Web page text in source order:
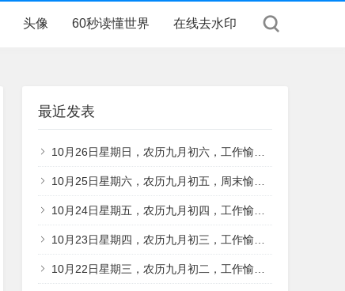
头像 60秒读懂世界 在线去水印
最近发表
10月26日星期日，农历九月初六，工作愉快，平安喜乐
10月25日星期六，农历九月初五，周末愉快，平安喜乐
10月24日星期五，农历九月初四，工作愉快，平安喜乐
10月23日星期四，农历九月初三，工作愉快，平安喜乐
10月22日星期三，农历九月初二，工作愉快，平安喜乐